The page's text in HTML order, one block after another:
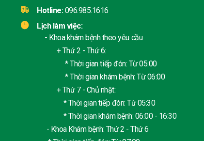
Hotline: 096.985.1616
Lịch làm việc:
- Khoa khám bệnh theo yêu cầu
+ Thứ 2 - Thứ 6:
* Thời gian tiếp đón: Từ 05:00
* Thời gian khám bệnh: Từ 06:00
+ Thứ 7 - Chủ nhật:
* Thời gian tiếp đón: Từ 05:30
* Thời gian khám bệnh: 06:00 - 16:30
- Khoa Khám bệnh: Thứ 2 - Thứ 6